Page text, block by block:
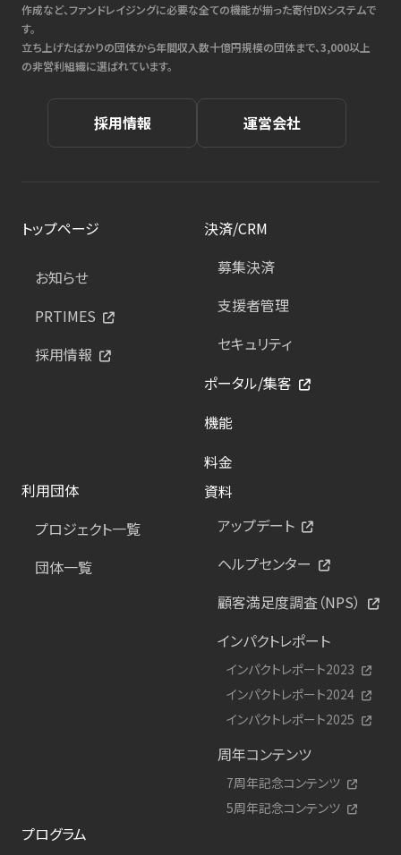
作成など、ファンドレイジングに必要な全ての機能が揃った寄付DXシステムで
す。
立ち上げたばかりの団体から年間収入数十億円規模の団体まで、3,000以上
の非営利組織に選ばれています。
採用情報 運営会社
トップページ
お知らせ
PRTIMES
採用情報
決済/CRM
募集決済
支援者管理
セキュリティ
ポータル/集客
機能
料金
利用団体
プロジェクト一覧
団体一覧
資料
アップデート
ヘルプセンター
顧客満足度調査（NPS）
インパクトレポート
インパクトレポート2023
インパクトレポート2024
インパクトレポート2025
周年コンテンツ
7周年記念コンテンツ
5周年記念コンテンツ
プログラム